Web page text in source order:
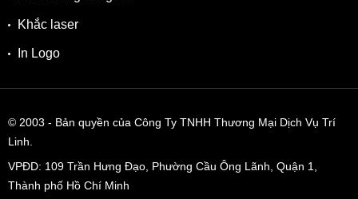
Khắc laser
In Logo
© 2003 - Bản quyền của Công Ty TNHH Thương Mại Dịch Vụ Trí
Linh.
VPĐD: 109 Trần Hưng Đạo, Phường Cầu Ông Lãnh, Quận 1,
Thành phố Hồ Chí Minh